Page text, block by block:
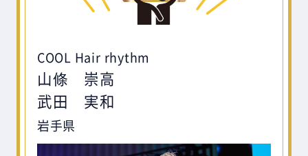
COOL Hair rhythm
山條 崇高
武田 実和
岩手県